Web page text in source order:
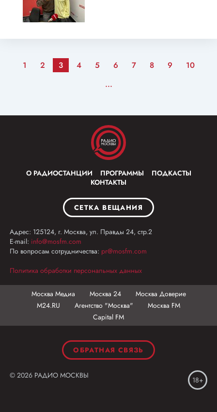
1 2 3 4 5 6 7 8 9
10
...
О РАДИОСТАНЦИИ ПРОГРАММЫ
ПОДКАСТЫ
КОНТАКТЫ
СЕТКА ВЕЩАНИЯ
Адрес: 125124, г. Москва, ул. Правды 24, стр.2
E-mail: info@mosfm.com
По вопросам сотрудничества: pr@mosfm.com
Политика обработки персональных данных
Москва Медиа Москва 24
Москва Доверие
М24.RU
Агентство "Москва"
Москва FM
Capital FM
© 2026 РАДИО МОСКВЫ
ОБРАТНАЯ СВЯЗЬ
18+